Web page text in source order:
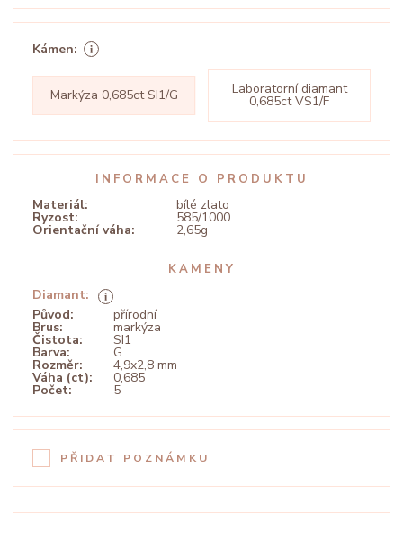
Kámen:
Markýza 0,685ct SI1/G Laboratorní diamant
0,685ct VS1/F
INFORMACE O PRODUKTU
Materiál: bílé zlato
Ryzost: 585/1000
Orientační váha: 2,65g
KAMENY
Diamant:
Původ:
přírodní
Brus: markýza
Čistota: SI1
Barva: G
Rozměr: 4,9x2,8 mm
Váha (ct): 0,685
Počet: 5
PŘIDAT POZNÁMKU